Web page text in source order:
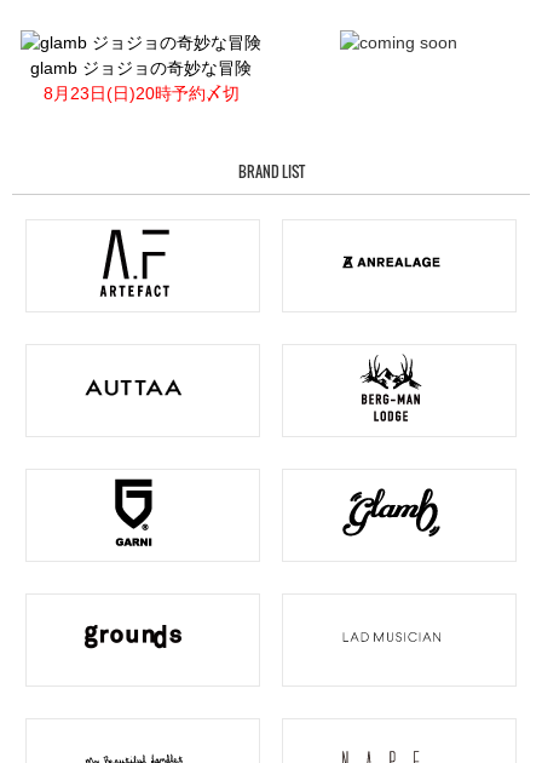
glamb ジョジョの奇妙な冒険
8月23日(日)20時予約〆切
BRAND LIST